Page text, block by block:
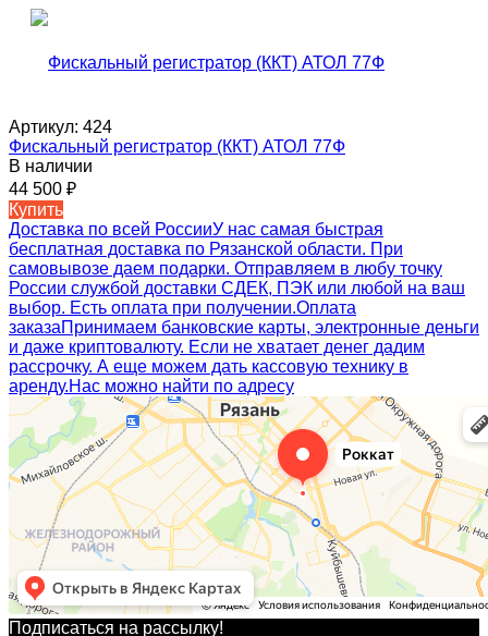
Артикул: 424
Фискальный регистратор (ККТ) АТОЛ 77Ф
В наличии
44 500 ₽
Купить
Доставка по всей РоссииУ нас самая быстрая
бесплатная доставка по Рязанской области. При
самовывозе даем подарки. Отправляем в любу точку
России службой доставки СДЕК, ПЭК или любой на ваш
выбор. Есть оплата при получении.Оплата
заказаПринимаем банковские карты, электронные деньги
и даже криптовалюту. Если не хватает денег дадим
рассрочку. А еще можем дать кассовую технику в
аренду.Нас можно найти по адресу
Подписаться на рассылкy!